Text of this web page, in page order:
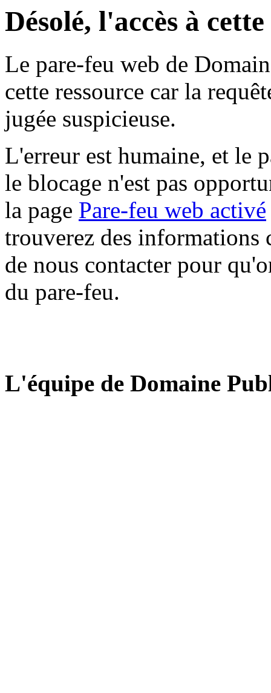
Désolé, l'accès à
Le pare-feu web de
cette ressource car la
jugée suspicieuse.
L'erreur est humaine, et le
le blocage n'est pas
la page Pare-feu web activé
trouverez des informations
de nous contacter pour
du pare-feu.
L'équipe de Domaine